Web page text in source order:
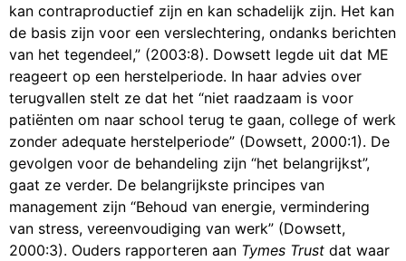
kan contraproductief zijn en kan schadelijk zijn. Het kan
de basis zijn voor een verslechtering, ondanks berichten
van het tegendeel,” (2003:8). Dowsett legde uit dat ME
reageert op een herstelperiode. In haar advies over
terugvallen stelt ze dat het “niet raadzaam is voor
patiënten om naar school terug te gaan, college of werk
zonder adequate herstelperiode” (Dowsett, 2000:1). De
gevolgen voor de behandeling zijn “het belangrijkst”,
gaat ze verder. De belangrijkste principes van
management zijn “Behoud van energie, vermindering
van stress, vereenvoudiging van werk” (Dowsett,
2000:3). Ouders rapporteren aan Tymes Trust dat waar